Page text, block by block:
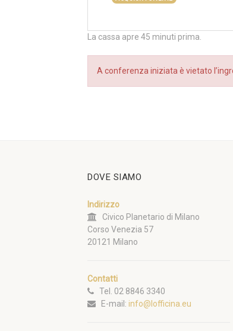
La cassa apre 45 minuti prima.
A conferenza iniziata è vietato
DOVE SIAMO
Indirizzo
Civico Planetario di Milano
Corso Venezia 57
20121 Milano
Contatti
Tel. 02 8846 3340
E-mail: info@lofficina.eu